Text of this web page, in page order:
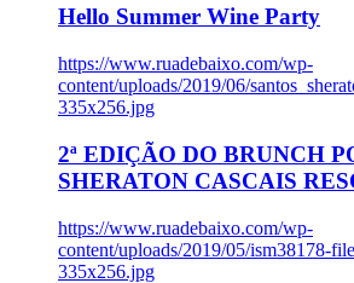
Hello Summer Wine Party
https://www.ruadebaixo.com/wp-
content/uploads/2019/06/
335x256.jpg
2ª EDIÇÃO DO BRUNCH
SHERATON CASCAIS
https://www.ruadebaixo.com/wp-
content/uploads/2019/05/ism38178-
335x256.jpg